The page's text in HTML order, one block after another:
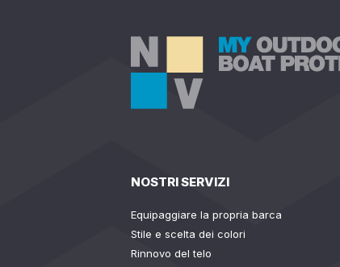
NOSTRI SERVIZI
Equipaggiare la propria barca
Stile e scelta dei colori
Rinnovo del telo